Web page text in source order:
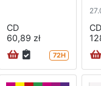
CD
60,89 zł
72H
CD